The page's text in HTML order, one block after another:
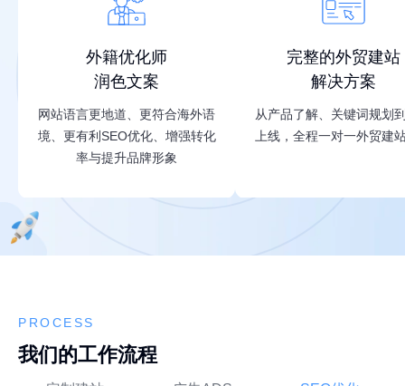
外籍优化师
润色文案
网站语言更地道、更符合海外语
境、更有利SEO优化、增强转化
率与提升品牌形象
完整的外贸建站
解决方案
从产品了解、关键词规划
上线，全程一对一外贸建
PROCESS
我们的工作流程